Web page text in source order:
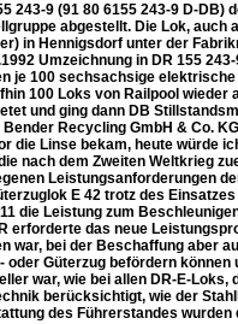
243-9 (91 80 6155 243-9 D-
abgestellt. Die Lok, auch
in Hennigsdorf unter der
Umzeichnung in DR 155
je 100 sechsachsige
100 Loks von Railpool wieder
und ging dann DB
Bender Recycling GmbH & Co.
die Linse bekam, heute würde
nach dem Zweiten Weltkrieg
Leistungsanforderungen
E 42 trotz des
die Leistung zum
erforderte das neue
war, bei der Beschaffung aber
oder Güterzug befördern
war, wie bei allen DR-E-
berücksichtigt, wie der
des Führerstandes